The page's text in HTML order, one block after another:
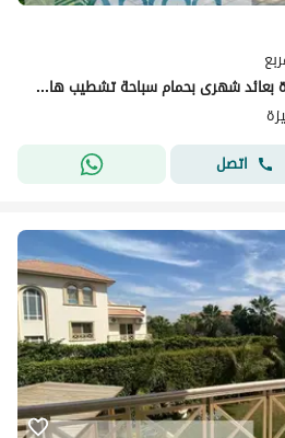
للبيع فيلا مستقلة 700م مؤجرة بعائد شهرى بحمام سباحة تشطيب هاي لوكس كمبوند جرينز الشيخ زايد
اتصل